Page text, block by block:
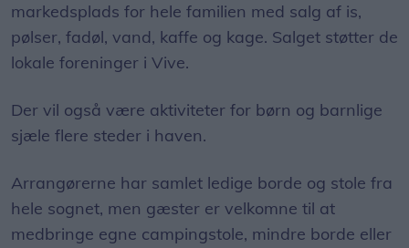
markedsplads for hele familien med salg af is,
pølser, fadøl, vand, kaffe og kage. Salget støtter de
lokale foreninger i Vive.
Der vil også være aktiviteter for børn og barnlige
sjæle flere steder i haven.
Arrangørerne har samlet ledige borde og stole fra
hele sognet, men gæster er velkomne til at
medbringe egne campingstole, mindre borde eller